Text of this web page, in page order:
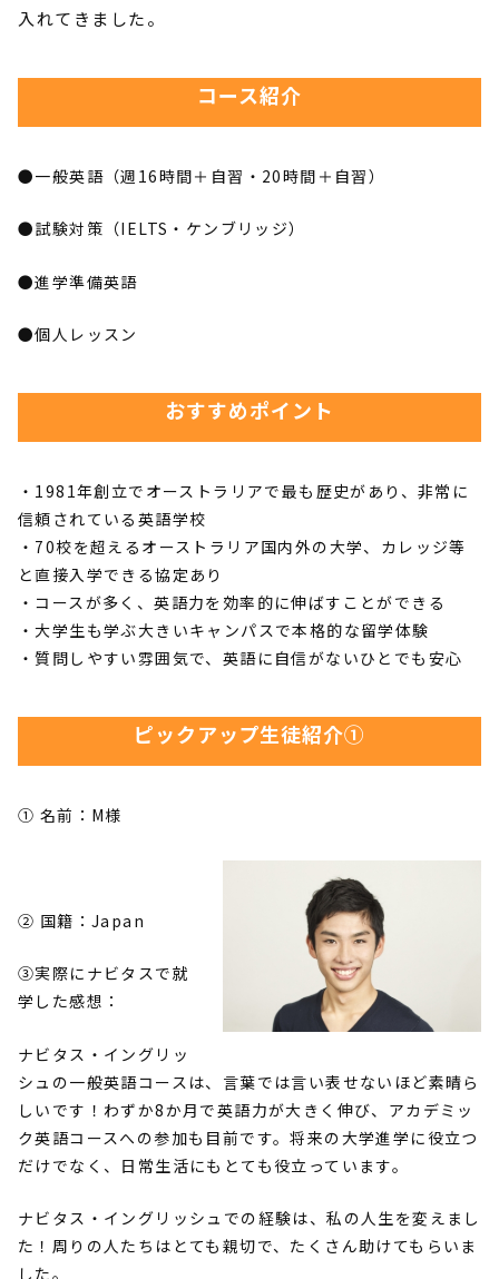
入れてきました。
コース紹介
●一般英語（週16時間＋自習・20時間＋自習）
●試験対策（IELTS・ケンブリッジ）
●進学準備英語
●個人レッスン
おすすめポイント
・1981年創立でオーストラリアで最も歴史があり、非常に
信頼されている英語学校
・70校を超えるオーストラリア国内外の大学、カレッジ等
と直接入学できる協定あり
・コースが多く、英語力を効率的に伸ばすことができる
・大学生も学ぶ大きいキャンパスで本格的な留学体験
・質問しやすい雰囲気で、英語に自信がないひとでも安心
ピックアップ生徒紹介①
➀ 名前： M様
② 国籍：Japan
③実際にナビタスで就
学した感想：
ナビタス・イングリッ
シュの一般英語コースは、言葉では言い表せないほど素晴ら
しいです！わずか8か月で英語力が大きく伸び、アカデミッ
ク英語コースへの参加も目前です。将来の大学進学に役立つ
だけでなく、日常生活にもとても役立っています。
ナビタス・イングリッシュでの経験は、私の人生を変えまし
た！周りの人たちはとても親切で、たくさん助けてもらいま
した。